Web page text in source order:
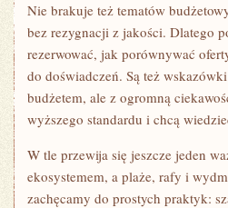
Nie brakuje też tematów
bez rezygnacji z jakości. Dlatego
rezerwować, jak porównywać
do doświadczeń. Są też
budżetem, ale z ogromną
wyższego standardu i chcą
W tle przewija się jeszcze jeden
ekosystemem, a plaże, rafy i
zachęcamy do prostych praktyk: